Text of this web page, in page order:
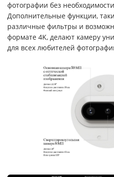
фотографии без
Дополнительные функции,
различные фильтры и
формате 4K, делают камеру
для всех любителей